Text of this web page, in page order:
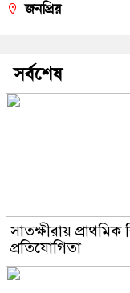
জনপ্রিয়
সর্বশেষ
সাতক্ষীরায়
প্রতিযোগিতা